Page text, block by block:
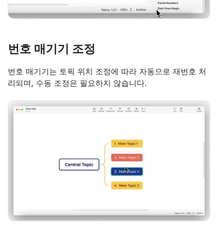
번호 매기기 조정
번호 매기기는 토픽 위치 조정에 따라 자동으로 재번호 처
리되며, 수동 조정은 필요하지 않습니다.